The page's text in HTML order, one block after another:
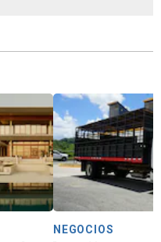
NEGOCIOS